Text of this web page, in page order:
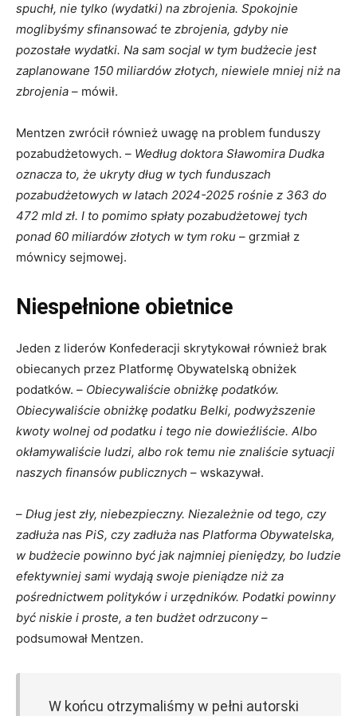
spuchł, nie tylko (wydatki) na zbrojenia. Spokojnie
moglibyśmy sfinansować te zbrojenia, gdyby nie
pozostałe wydatki. Na sam socjal w tym budżecie jest
zaplanowane 150 miliardów złotych, niewiele mniej niż na
zbrojenia – mówił.
Mentzen zwrócił również uwagę na problem funduszy
pozabudżetowych. – Według doktora Sławomira Dudka
oznacza to, że ukryty dług w tych funduszach
pozabudżetowych w latach 2024-2025 rośnie z 363 do
472 mld zł. I to pomimo spłaty pozabudżetowej tych
ponad 60 miliardów złotych w tym roku – grzmiał z
mównicy sejmowej.
Niespełnione obietnice
Jeden z liderów Konfederacji skrytykował również brak
obiecanych przez Platformę Obywatelską obniżek
podatków. – Obiecywaliście obniżkę podatków.
Obiecywaliście obniżkę podatku Belki, podwyższenie
kwoty wolnej od podatku i tego nie dowieźliście. Albo
okłamywaliście ludzi, albo rok temu nie znaliście sytuacji
naszych finansów publicznych – wskazywał.
– Dług jest zły, niebezpieczny. Niezależnie od tego, czy
zadłuża nas PiS, czy zadłuża nas Platforma Obywatelska,
w budżecie powinno być jak najmniej pieniędzy, bo ludzie
efektywniej sami wydają swoje pieniądze niż za
pośrednictwem polityków i urzędników. Podatki powinny
być niskie i proste, a ten budżet odrzucony–
podsumował Mentzen.
W końcu otrzymaliśmy w pełni autorski